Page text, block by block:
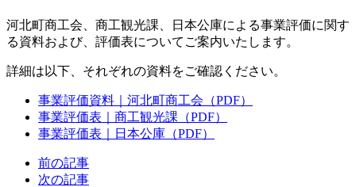
河北町商工会、商工観光課、日本公庫による事業評価に関す
る資料および、評価表についてご案内いたします。
詳細は以下、それぞれの資料をご確認ください。
事業評価資料｜河北町商工会（PDF）
事業評価表｜商工観光課（PDF）
事業評価表｜日本公庫（PDF）
前の記事
次の記事